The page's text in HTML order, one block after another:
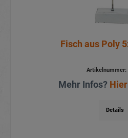
Fisch aus Poly
Artikelnummer:
Mehr Infos?
Details